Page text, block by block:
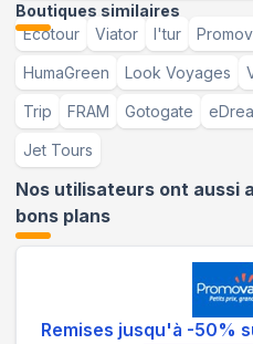
Boutiques similaires
Ecotour
Viator l'tur
HumaGreen Look Voyages
Trip FRAM Gotogate
Jet Tours
Nos utilisateurs ont aussi
bons plans
Remises jusqu'à -50%